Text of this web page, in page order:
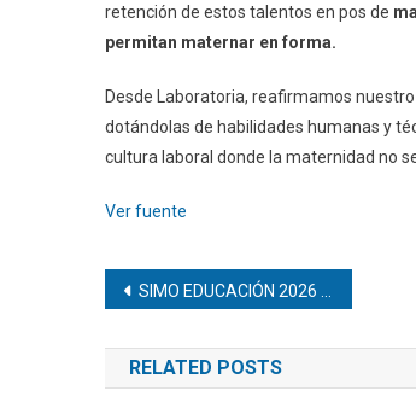
retención de estos talentos en pos de
permitan maternar en forma.
Desde Laboratoria, reafirmamos
dotándolas de habilidades humanas y
cultura laboral donde la maternidad no
Ver fuente
Navegación
de
entradas
SIMO EDUCACIÓN 2026 reunirá del 11 al 13 de noviembre a decisores y empresas líderes del sector educativo en torno al liderazgo y la innovación
RELATED POSTS